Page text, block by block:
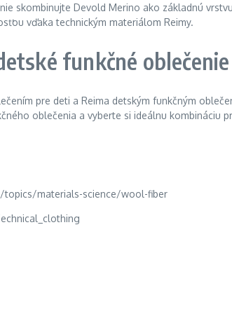
skombinujte Devold Merino ako základnú
vďaka technickým materiálom Reimy.
funkčné
pre deti a Reima detským funkčným
oblečenia a vyberte si ideálnu kombináciu
materials-science/wool-fiber